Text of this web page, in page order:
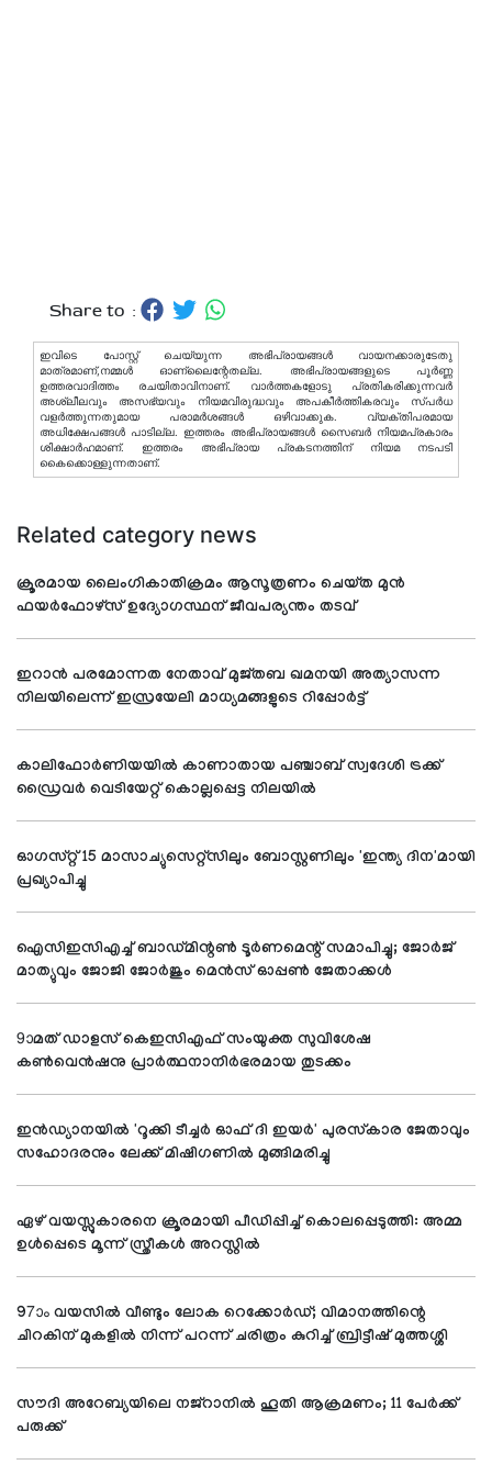
Share to :
ഇവിടെ പോസ്റ്റ് ചെയ്യുന്ന അഭിപ്രായങ്ങള്‍ വായനക്കാരുടേതു
മാത്രമാണ്,നമ്മൾ ഓണ്ലൈന്റേതല്ല. അഭിപ്രായങ്ങളുടെ പൂർണ്ണ
ഉത്തരവാദിത്തം രചയിതാവിനാണ്. വാര്‍ത്തകളോടു പ്രതികരിക്കുന്നവര്‍
അശ്ലീലവും അസഭ്യവും നിയമവിരുദ്ധവും അപകീര്‍ത്തികരവും സ്പര്‍ധ
വളര്‍ത്തുന്നതുമായ പരാമര്‍ശങ്ങള്‍ ഒഴിവാക്കുക. വ്യക്തിപരമായ
അധിക്ഷേപങ്ങള്‍ പാടില്ല. ഇത്തരം അഭിപ്രായങ്ങള്‍ സൈബര്‍ നിയമപ്രകാരം
ശിക്ഷാര്‍ഹമാണ്. ഇത്തരം അഭിപ്രായ പ്രകടനത്തിന് നിയമ നടപടി
കൈക്കൊള്ളുന്നതാണ്.
Related category news
ക്രൂരമായ ലൈംഗികാതിക്രമം ആസൂത്രണം ചെയ്ത മുന്‍
ഫയര്‍ഫോഴ്‌സ് ഉദ്യോഗസ്ഥന് ജീവപര്യന്തം തടവ്
ഇറാന്‍ പരമോന്നത നേതാവ് മുജ്തബ ഖമനയി അത്യാസന്ന
നിലയിലെന്ന് ഇസ്രയേലി മാധ്യമങ്ങളുടെ റിപ്പോര്‍ട്ട്
കാലിഫോര്‍ണിയയില്‍ കാണാതായ പഞ്ചാബ് സ്വദേശി ട്രക്ക്
ഡ്രൈവര്‍ വെടിയേറ്റ് കൊല്ലപ്പെട്ട നിലയില്‍
ഓഗസ്റ്റ് 15 മാസാച്യുസെറ്റ്സിലും ബോസ്റ്റണിലും 'ഇന്ത്യ ദിന'മായി
പ്രഖ്യാപിച്ചു
ഐസിഇസിഎച്ച് ബാഡ്മിന്റണ്‍ ടൂര്‍ണമെന്റ് സമാപിച്ചു; ജോര്‍ജ്
മാത്യുവും ജോജി ജോര്‍ജും മെന്‍സ് ഓപ്പണ്‍ ജേതാക്കള്‍
9ാമത് ഡാളസ് കെഇസിഎഫ് സംയുക്ത സുവിശേഷ
കണ്‍വെന്‍ഷനു പ്രാര്‍ത്ഥനാനിര്‍ഭരമായ തുടക്കം
ഇന്‍ഡ്യാനയില്‍ 'റൂക്കി ടീച്ചര്‍ ഓഫ് ദി ഇയര്‍' പുരസ്‌കാര ജേതാവും
സഹോദരനും ലേക്ക് മിഷിഗണില്‍ മുങ്ങിമരിച്ചു
ഏഴ് വയസ്സുകാരനെ ക്രൂരമായി പീഡിപ്പിച്ച് കൊലപ്പെടുത്തി: അമ്മ
ഉള്‍പ്പെടെ മൂന്ന് സ്ത്രീകള്‍ അറസ്റ്റില്‍
97ാം വയസില്‍ വീണ്ടും ലോക റെക്കോര്‍ഡ്; വിമാനത്തിന്റെ
ചിറകിന് മുകളില്‍ നിന്ന് പറന്ന് ചരിത്രം കുറിച്ച് ബ്രിട്ടീഷ് മുത്തശ്ശി
സൗദി അറേബ്യയിലെ നജ്റാനില്‍ ഹൂതി ആക്രമണം; 11 പേര്‍ക്ക്
പരുക്ക്